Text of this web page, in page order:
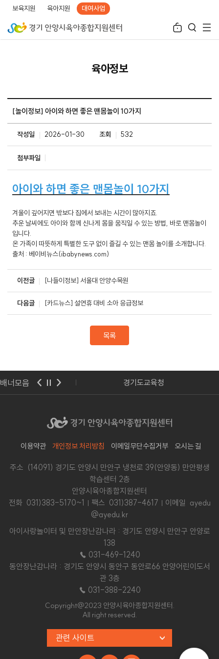
보육지원 육아지원 대여사업
육아정보
[놀이정보] 아이와 하면 좋은 맨몸놀이 10가지
작성일 2026-01-30 조회 532
첨부파일
아이와 하면 좋은 맨몸놀이 10가지
겨울이 깊어지면 밖보다 집에서 보내는 시간이 많아지죠.
추운 날씨에도 아이와 함께 신나게 몸을 움직일 수 있는 방법, 바로 맨몸놀이
입니다.
온 가족이 따뜻하게 특별한 도구 없이 즐길 수 있는 맨몸 놀이를 소개합니다.
출처 : 베이비뉴스(ibabynews.com)
이전글 [나들이정보] 서울대 안양수목원
다음글 [카드뉴스] 설연휴 대비 소아 응급정보
목록
배너모음
육부 경기도교육청
이용약관 개인정보 처리방침 이메일무단수집거부 오시는 길
주소 (14091) 경기도 안양시 만안구 냉천로 39(안양동) 만안평생
학습센터 2층
안양시육아종합지원센터
전화 031)383-5170~1 팩스 031)387-4617
이메일 ayedu
@ayedu.kr
아이사랑놀이터 및 만안장난감나라 : 경기도 안양시 만안구 안양로
138
☎ 031-469-1240
동안장난감나라 : 경기도 안양시 동안구 동안로66 안양어린이도서
관 3층
☎ 031-388-2240
Copyright@2023 안양시육아종합지원센터.
All right reserved.
관련 사이트